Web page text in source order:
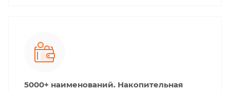
5000+ наименований. Накопительная